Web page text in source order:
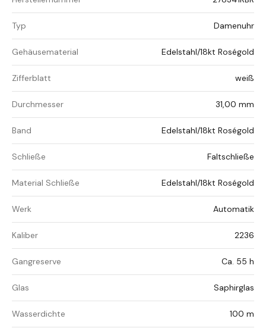
Typ Damenuhr
Gehäusematerial Edelstahl/18kt Roségold
Zifferblatt weiß
Durchmesser 31,00 mm
Band Edelstahl/18kt Roségold
Schließe Faltschließe
Material Schließe Edelstahl/18kt Roségold
Werk Automatik
Kaliber 2236
Gangreserve Ca. 55 h
Glas Saphirglas
Wasserdichte 100 m